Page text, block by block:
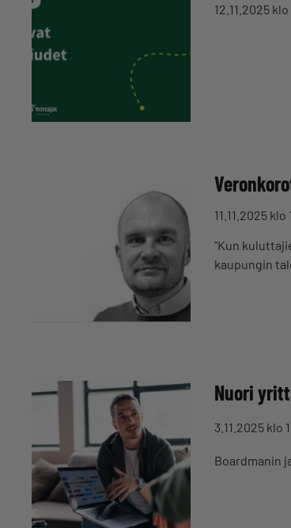
12.11.2025 klo
11.11.2025 klo
"Kun
kaupungin
Nuori
3.11.2025 klo
Boardmanin